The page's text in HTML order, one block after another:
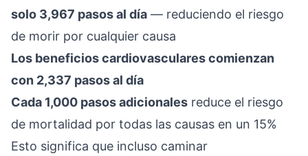
solo 3,967 pasos al día — reduciendo el riesgo
de morir por cualquier causa
Los beneficios cardiovasculares comienzan
con 2,337 pasos al día
Cada 1,000 pasos adicionales reduce el riesgo
de mortalidad por todas las causas en un 15%
Esto significa que incluso caminar